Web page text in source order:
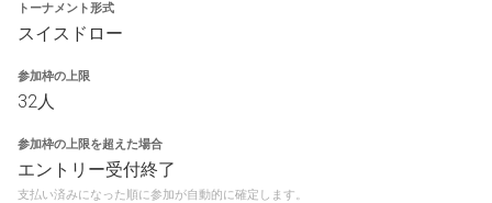
トーナメント形式
スイスドロー
参加枠の上限
32人
参加枠の上限を超えた場合
エントリー受付終了
支払い済みになった順に参加が自動的に確定します。